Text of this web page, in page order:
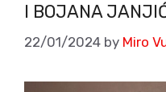
I BOJANA
22/01/2024 by Miro